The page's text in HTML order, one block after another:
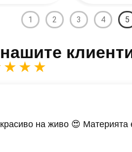
1 2 3 4 5
на живо 😍 Материята